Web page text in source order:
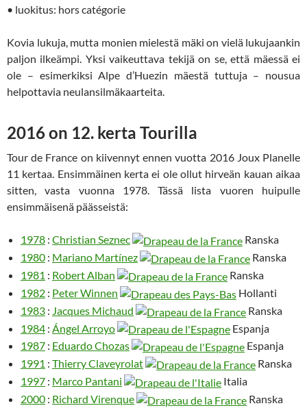
• luokitus: hors catégorie
Kovia lukuja, mutta monien mielestä mäki on vielä lukujaankin
paljon ilkeämpi. Yksi vaikeuttava tekijä on se, että mäessä ei
ole – esimerkiksi Alpe d’Huezin mäestä tuttuja – nousua
helpottavia neulansilmäkaarteita.
2016 on 12. kerta Tourilla
Tour de France on kiivennyt ennen vuotta 2016 Joux Planelle
11 kertaa. Ensimmäinen kerta ei ole ollut hirveän kauan aikaa
sitten, vasta vuonna 1978. Tässä lista vuoren huipulle
ensimmäisenä päässeistä:
1978 : Christian Seznec
Ranska
1980 : Mariano Martínez
Ranska
1981 : Robert Alban
Ranska
1982 : Peter Winnen
Hollanti
1983 : Jacques Michaud
Ranska
1984 : Ángel Arroyo
Espanja
1987 : Eduardo Chozas
Espanja
1991 : Thierry Claveyrolat
Ranska
1997 : Marco Pantani
Italia
2000 : Richard Virenque
Ranska